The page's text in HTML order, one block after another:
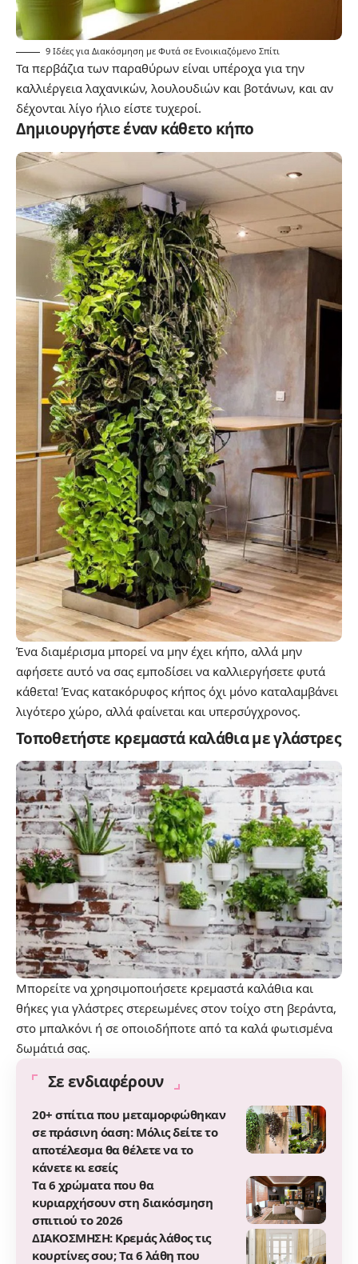
9 Ιδέες για Διακόσμηση με Φυτά σε Ενοικιαζόμενο Σπίτι
Τα περβάζια των παραθύρων είναι υπέροχα για την
καλλιέργεια λαχανικών, λουλουδιών και βοτάνων, και αν
δέχονται λίγο ήλιο είστε τυχεροί.
Δημιουργήστε έναν κάθετο κήπο
Ένα διαμέρισμα μπορεί να μην έχει κήπο, αλλά μην
αφήσετε αυτό να σας εμποδίσει να καλλιεργήσετε φυτά
κάθετα! Ένας κατακόρυφος κήπος όχι μόνο καταλαμβάνει
λιγότερο χώρο, αλλά φαίνεται και υπερσύγχρονος.
Τοποθετήστε κρεμαστά καλάθια με γλάστρες
Μπορείτε να χρησιμοποιήσετε κρεμαστά καλάθια και
θήκες για γλάστρες στερεωμένες στον τοίχο στη βεράντα,
στο μπαλκόνι ή σε οποιοδήποτε από τα καλά φωτισμένα
δωμάτιά σας.
Σε ενδιαφέρουν
20+ σπίτια που μεταμορφώθηκαν
σε πράσινη όαση: Μόλις δείτε το
αποτέλεσμα θα θέλετε να το
κάνετε κι εσείς
Τα 6 χρώματα που θα
κυριαρχήσουν στη διακόσμηση
σπιτιού το 2026
ΔΙΑΚΟΣΜΗΣΗ: Κρεμάς λάθος τις
κουρτίνες σου; Τα 6 λάθη που